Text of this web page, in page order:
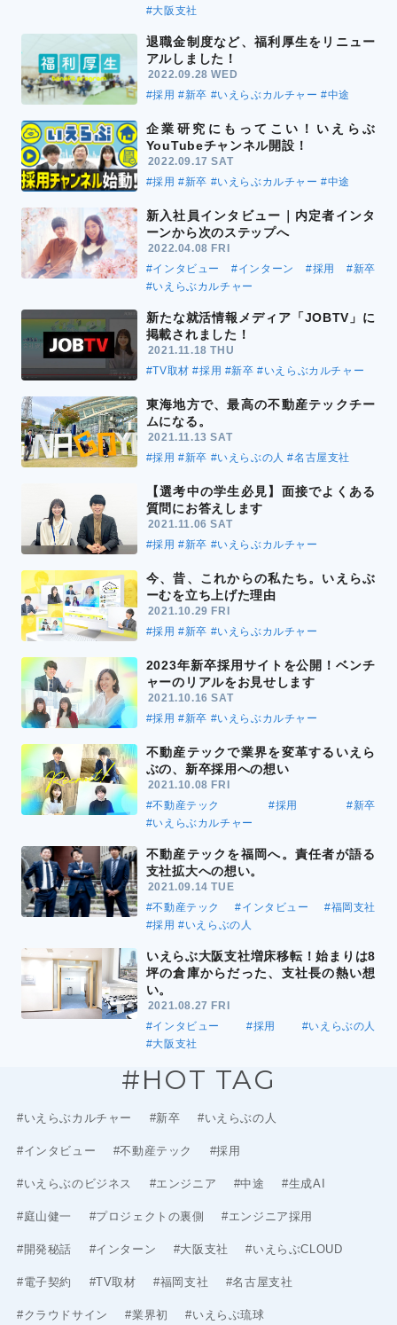
#大阪支社
退職金制度など、福利厚生をリニュー
アルしました！
2022.09.28 WED
#採用 #新卒 #いえらぶカルチャー #中途
企業研究にもってこい！いえらぶ
YouTubeチャンネル開設！
2022.09.17 SAT
#採用 #新卒 #いえらぶカルチャー #中途
新入社員インタビュー｜内定者インタ
ーンから次のステップへ
2022.04.08 FRI
#インタビュー
#インターン #採用
#新卒
#いえらぶカルチャー
新たな就活情報メディア「JOBTV」に
掲載されました！
2021.11.18 THU
#TV取材 #採用 #新卒 #いえらぶカルチャー
東海地方で、最高の不動産テックチー
ムになる。
2021.11.13 SAT
#採用 #新卒 #いえらぶの人 #名古屋支社
【選考中の学生必見】面接でよくある
質問にお答えします
2021.11.06 SAT
#採用 #新卒 #いえらぶカルチャー
今、昔、これからの私たち。いえらぶ
ーむを立ち上げた理由
2021.10.29 FRI
#採用 #新卒 #いえらぶカルチャー
2023年新卒採用サイトを公開！ベンチ
ャーのリアルをお見せします
2021.10.16 SAT
#採用 #新卒 #いえらぶカルチャー
不動産テックで業界を変革するいえら
ぶの、新卒採用への想い
2021.10.08 FRI
#不動産テック
#採用
#新卒
#いえらぶカルチャー
不動産テックを福岡へ。責任者が語る
支社拡大への想い。
2021.09.14 TUE
#不動産テック
#インタビュー
#福岡支社
#採用 #いえらぶの人
いえらぶ大阪支社増床移転！始まりは8
坪の倉庫からだった、支社長の熱い想
い。
2021.08.27 FRI
#インタビュー
#採用
#いえらぶの人
#大阪支社
#HOT TAG
#いえらぶカルチャー #新卒 #いえらぶの人
#インタビュー #不動産テック #採用
#いえらぶのビジネス #エンジニア #中途 #生成AI
#庭山健一 #プロジェクトの裏側 #エンジニア採用
#開発秘話 #インターン #大阪支社 #いえらぶCLOUD
#電子契約 #TV取材 #福岡支社 #名古屋支社
#クラウドサイン #業界初 #いえらぶ琉球